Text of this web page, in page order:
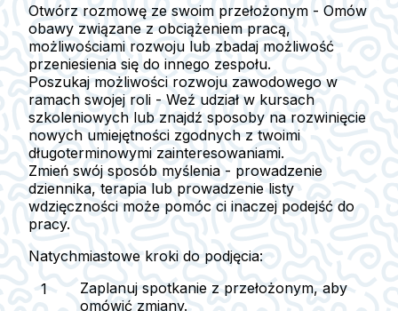
Otwórz rozmowę ze swoim przełożonym - Omów
obawy związane z obciążeniem pracą,
możliwościami rozwoju lub zbadaj możliwość
przeniesienia się do innego zespołu.
Poszukaj możliwości rozwoju zawodowego w
ramach swojej roli - Weź udział w kursach
szkoleniowych lub znajdź sposoby na rozwinięcie
nowych umiejętności zgodnych z twoimi
długoterminowymi zainteresowaniami.
Zmień swój sposób myślenia - prowadzenie
dziennika, terapia lub prowadzenie listy
wdzięczności może pomóc ci inaczej podejść do
pracy.
Natychmiastowe kroki do podjęcia:
Zaplanuj spotkanie z przełożonym, aby
omówić zmiany.